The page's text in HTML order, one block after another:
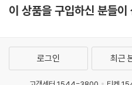
이 상품을 구입하신 분들이
로그인 최근